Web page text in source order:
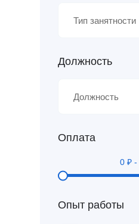
Тип занятности
Должность
Должность
Оплата
0 ₽ -
Опыт работы